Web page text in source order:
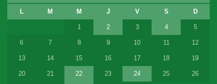
L M M J V S D
1 2 3 4 5
6 7 8 9 10 11 12
13 14 15 16 17 18 19
20 21 22 23 24 25 26